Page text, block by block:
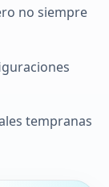
no siempre
tempranas